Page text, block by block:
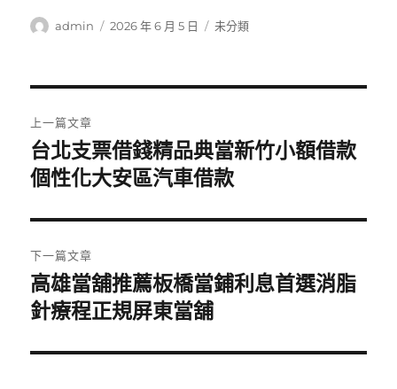
作
admin
發
2026 年 6 月 5 日
分
未分類
章
導
覽
上一篇文章
上
一
文
章:
台北支票借錢精品典當新竹小額借款
個性化大安區汽車借款
下一篇文章
下
一
文
高雄當舖推薦板橋當鋪利息首選消脂
針療程正規屏東當舖